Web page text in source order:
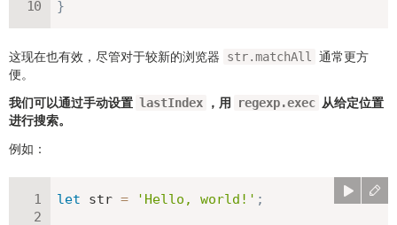
}
这现在也有效，尽管对于较新的浏览器 str.matchAll
通常更方
便。
我们可以通过手动设置 lastIndex ，用 regexp.exec 从给定位置
进行搜索。
例如：
let str = 'Hello, world!' ;